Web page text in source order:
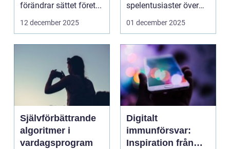
förändrar sättet föret...
12 december 2025
spelentusiaster över
hela v...
01 december 2025
Självförbättrande
algoritmer i
vardagsprogram
Digitalt
immunförsvar:
Inspiration från